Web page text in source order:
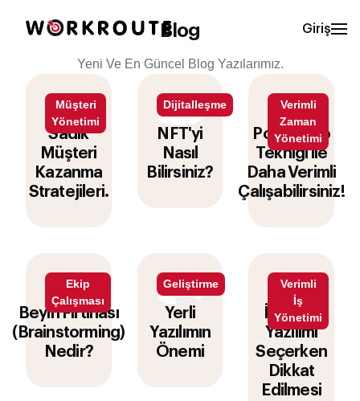
Giriş
Blog
Yeni Ve En Güncel Blog Yazılarımız.
Müşteri
Yönetimi
Sadık
Müşteri
Kazanma
Stratejileri.
Dijitalleşme
NFT'yi
Nasıl
Bilirsiniz?
Verimli
Zaman
Yönetimi
Pomodoro
Tekniği ile
Daha Verimli
Çalışabilirsiniz!
Ekip
Çalışması
Beyin Fırtınası
(Brainstorming)
Nedir?
Geliştirme
Yerli
Yazılımın
Önemi
Verimli
İş
Yönetimi
İş Takip
Yazılımı
Seçerken
Dikkat
Edilmesi